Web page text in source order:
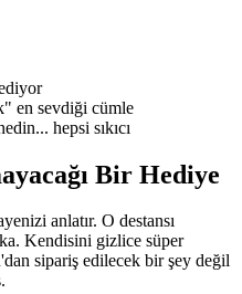
en sevdiği cümle
hepsi sıkıcı
Bir Hediye
anlatır. O destansı
Kendisini gizlice süper
sipariş edilecek bir şey değil